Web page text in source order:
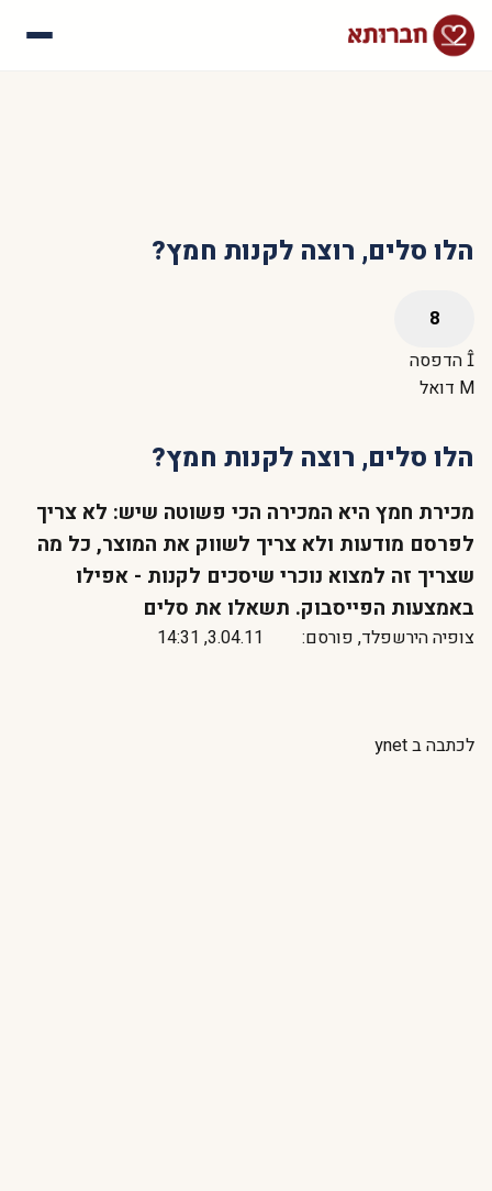
הלו סלים, רוצה לקנות חמץ?
הדפסה
דואל
הלו סלים, רוצה לקנות חמץ?
מכירת חמץ היא המכירה הכי פשוטה שיש: לא צריך
לפרסם מודעות ולא צריך לשווק את המוצר, כל מה
שצריך זה למצוא נוכרי שיסכים לקנות - אפילו
באמצעות הפייסבוק. תשאלו את סלים
צופיה הירשפלד, פורסם: 3.04.11, 14:31
לכתבה ב ynet